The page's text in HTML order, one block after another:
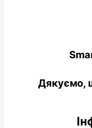
Дякуємо,